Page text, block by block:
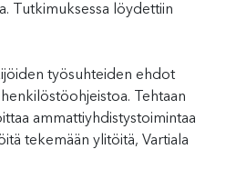
Tutkimuksessa löydettiin
työsuhteiden ehdot
Tehtaan
ammattiyhdistystoimintaa
tekemään ylitöitä, Vartiala